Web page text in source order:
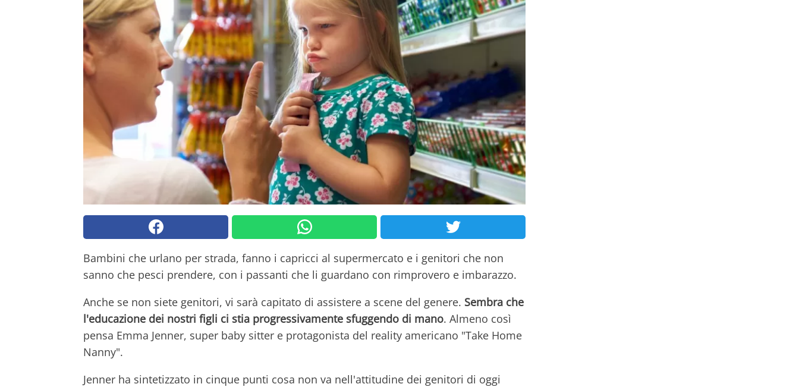
Bambini che urlano per strada, fanno i capricci al supermercato e i genitori che non
sanno che pesci prendere, con i passanti che li guardano con rimprovero e imbarazzo.
Anche se non siete genitori, vi sarà capitato di assistere a scene del genere. Sembra che
l'educazione dei nostri figli ci stia progressivamente sfuggendo di mano. Almeno così
pensa Emma Jenner, super baby sitter e protagonista del reality americano "Take Home
Nanny".
Jenner ha sintetizzato in cinque punti cosa non va nell'attitudine dei genitori di oggi